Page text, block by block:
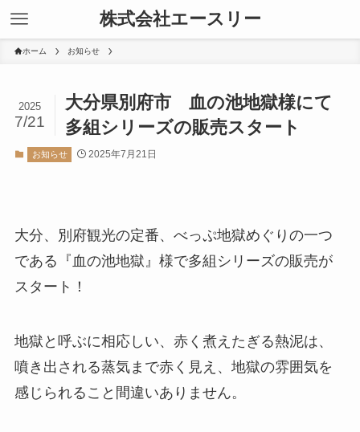
株式会社エースリー
ホーム お知らせ
大分県別府市 血の池地獄様にて
多組シリーズの販売スタート
2025
7/21
お知らせ 2025年7月21日
大分、別府観光の定番、べっぷ地獄めぐりの一つ
である『血の池地獄』様で多組シリーズの販売が
スタート！
地獄と呼ぶに相応しい、赤く煮えたぎる熱泥は、
噴き出される蒸気まで赤く見え、地獄の雰囲気を
感じられること間違いありません。